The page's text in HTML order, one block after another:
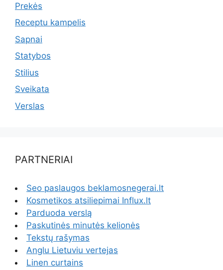
Prekės
Receptu kampelis
Sapnai
Statybos
Stilius
Sveikata
Verslas
PARTNERIAI
Seo paslaugos beklamosnegerai.lt
Kosmetikos atsiliepimai Influx.lt
Parduoda verslą
Paskutinės minutės kelionės
Tekstų rašymas
Anglu Lietuviu vertejas
Linen curtains